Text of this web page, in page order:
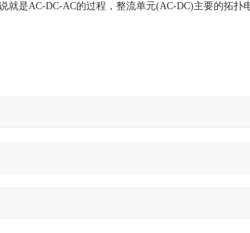
是AC-DC-AC的过程，整流单元(AC-DC)主要的拓扑